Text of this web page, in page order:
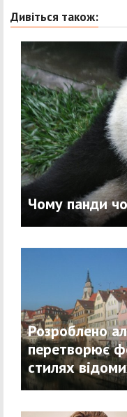
Дивіться також:
Чому панди
Розроблено
перетворює
стилях